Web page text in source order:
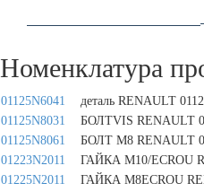
Номенклатура
01125N6041
деталь RENAULT
01125N8031
БОЛТVIS RENAULT
01125N8061
БОЛТ М8 RENAULT
01223N2011
ГАЙКА М10/ECROU
01225N2011
ГАЙКА М8ECROU